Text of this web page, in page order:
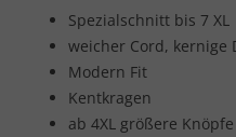
Spezialschnitt bis 7 XL
weicher Cord, kernige
Modern Fit
Kentkragen
ab 4XL größere Knöpfe